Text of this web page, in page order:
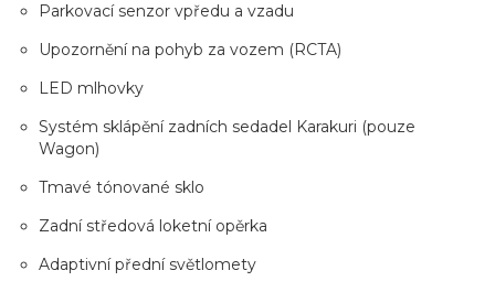
Parkovací senzor vpředu a vzadu
Upozornění na pohyb za vozem (RCTA)
LED mlhovky
Systém sklápění zadních sedadel Karakuri (pouze
Wagon)
Tmavé tónované sklo
Zadní středová loketní opěrka
Adaptivní přední světlomety